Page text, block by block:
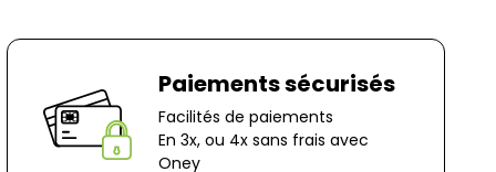
Paiements sécurisés
Facilités de paiements
En 3x, ou 4x sans frais avec
Oney